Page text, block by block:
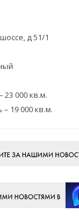
д 51/1
000 кв.м.
19 000 кв.м.